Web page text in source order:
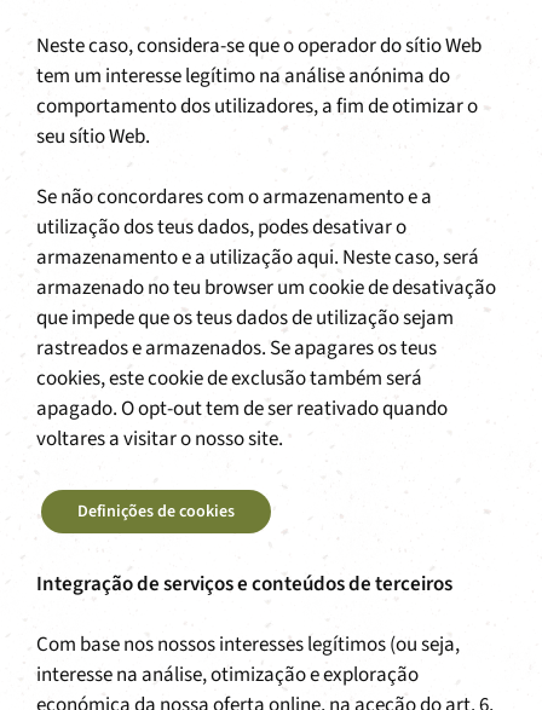
Neste caso, considera-se que o operador do sítio Web
tem um interesse legítimo na análise anónima do
comportamento dos utilizadores, a fim de otimizar o
seu sítio Web.
Se não concordares com o armazenamento e a
utilização dos teus dados, podes desativar o
armazenamento e a utilização aqui. Neste caso, será
armazenado no teu browser um cookie de desativação
que impede que os teus dados de utilização sejam
rastreados e armazenados. Se apagares os teus
cookies, este cookie de exclusão também será
apagado. O opt-out tem de ser reativado quando
voltares a visitar o nosso site.
Definições de cookies
Integração de serviços e conteúdos de terceiros
Com base nos nossos interesses legítimos (ou seja,
interesse na análise, otimização e exploração